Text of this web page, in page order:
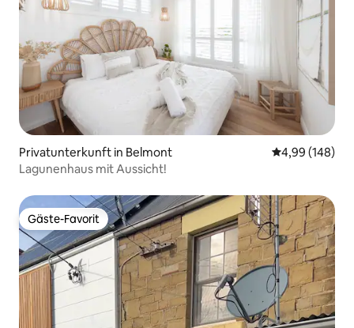
Privatunterkunft in Belmont
4,99 (148)
Lagunenhaus mit Aussicht!
Gäste-Favorit
Gäste-Favorit